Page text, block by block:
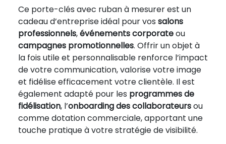
Ce porte-clés avec ruban à mesurer est un
cadeau d’entreprise idéal pour vos salons
professionnels,événements corporateou
campagnes promotionnelles. Offrir un objet à
la fois utile et personnalisable renforce l’impact
de votre communication, valorise votre image
et fidélise efficacement votre clientèle. Il est
également adapté pour les programmes de
fidélisation, l’onboarding des collaborateursou
comme dotation commerciale, apportant une
touche pratique à votre stratégie de visibilité.